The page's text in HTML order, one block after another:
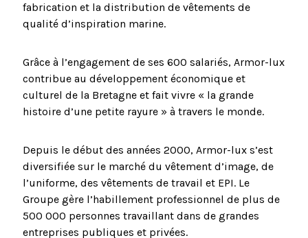
fabrication et la distribution de vêtements de
qualité d’inspiration marine.
Grâce à l’engagement de ses 600 salariés, Armor-lux
contribue au développement économique et
culturel de la Bretagne et fait vivre « la grande
histoire d’une petite rayure » à travers le monde.
Depuis le début des années 2000, Armor-lux s’est
diversifiée sur le marché du vêtement d’image, de
l’uniforme, des vêtements de travail et EPI. Le
Groupe gère l’habillement professionnel de plus de
500 000 personnes travaillant dans de grandes
entreprises publiques et privées.